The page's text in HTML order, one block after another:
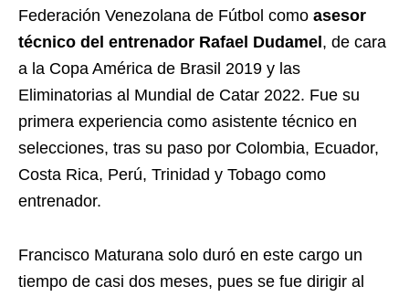
Federación Venezolana de Fútbol como asesor
técnico del entrenador Rafael Dudamel , de cara
a la Copa América de Brasil 2019 y las
Eliminatorias al Mundial de Catar 2022. Fue su
primera experiencia como asistente técnico en
selecciones, tras su paso por Colombia, Ecuador,
Costa Rica, Perú, Trinidad y Tobago como
entrenador.
Francisco Maturana solo duró en este cargo un
tiempo de casi dos meses, pues se fue dirigir al